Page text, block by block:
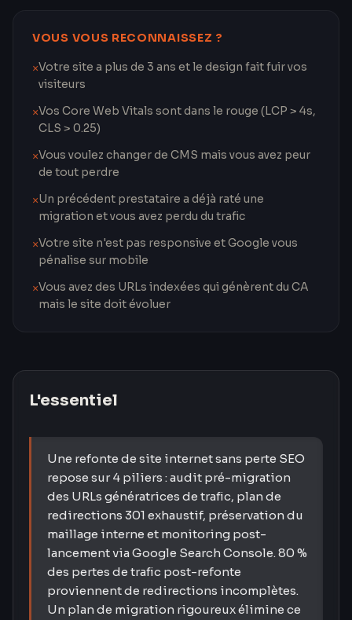
VOUS VOUS RECONNAISSEZ ?
×Votre site a plus de 3 ans et le design fait fuir vos
visiteurs
×Vos Core Web Vitals sont dans le rouge (LCP > 4s,
CLS > 0.25)
×Vous voulez changer de CMS mais vous avez peur
de tout perdre
×Un précédent prestataire a déjà raté une
migration et vous avez perdu du trafic
×Votre site n'est pas responsive et Google vous
pénalise sur mobile
×Vous avez des URLs indexées qui génèrent du CA
mais le site doit évoluer
L'essentiel
Une refonte de site internet sans perte SEO
repose sur 4 piliers : audit pré-migration
des URLs génératrices de trafic, plan de
redirections 301 exhaustif, préservation du
maillage interne et monitoring post-
lancement via Google Search Console. 80 %
des pertes de trafic post-refonte
proviennent de redirections incomplètes.
Un plan de migration rigoureux élimine ce